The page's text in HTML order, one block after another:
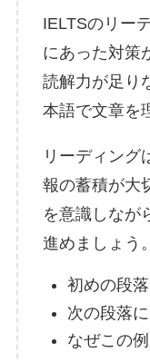
IELTSのリー
にあった対策
読解力が足り
本語で文章を
リーディング
報の蓄積が大
を意識しなが
進めましょう。
初めの段
次の段落
なぜこの